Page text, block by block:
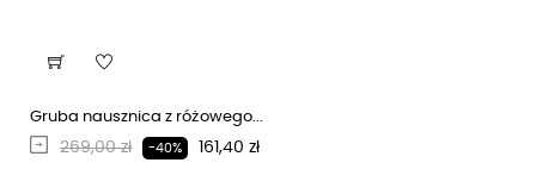
Gruba nausznica z różowego...
Regularna cena
269,00 zł -40% Cena
161,40 zł